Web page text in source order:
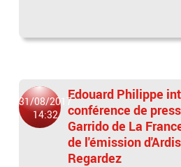
31/08/2017
14:32
Edouard Philippe
conférence de
Garrido de La
de l'émission
Regardez